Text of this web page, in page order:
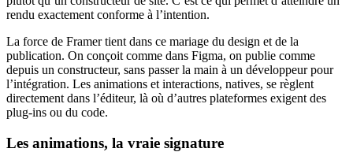
rendu exactement conforme à l’intention.
La force de Framer tient dans ce mariage du design et de la
publication. On conçoit comme dans Figma, on publie comme
depuis un constructeur, sans passer la main à un développeur pour
l’intégration. Les animations et interactions, natives, se règlent
directement dans l’éditeur, là où d’autres plateformes exigent des
plug-ins ou du code.
Les animations, la vraie signature